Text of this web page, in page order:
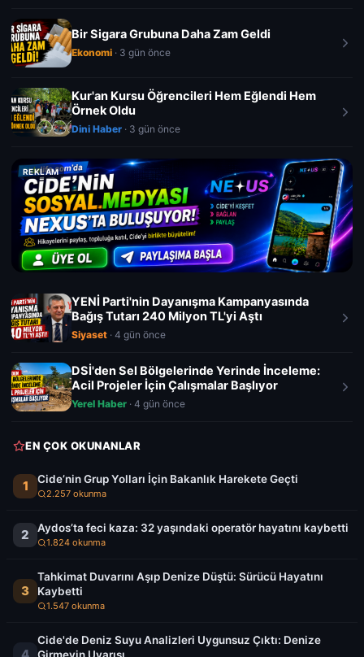
Bir Sigara Grubuna Daha Zam Geldi
Ekonomi · 3 gün önce
Kur'an Kursu Öğrencileri Hem Eğlendi Hem
Örnek Oldu
Dini Haber · 3 gün önce
REKLAM
YENİ Parti'nin Dayanışma Kampanyasında
Bağış Tutarı 240 Milyon TL'yi Aştı
Siyaset · 4 gün önce
DSİ'den Sel Bölgelerinde Yerinde İnceleme:
Acil Projeler İçin Çalışmalar Başlıyor
Yerel Haber · 4 gün önce
EN ÇOK OKUNANLAR
1 Cide’nin Grup Yolları İçin Bakanlık Harekete Geçti
2.257 okunma
2 Aydos’ta feci kaza: 32 yaşındaki operatör hayatını kaybetti
1.824 okunma
3
Tahkimat Duvarını Aşıp Denize Düştü: Sürücü Hayatını
Kaybetti
1.547 okunma
Cide'de Deniz Suyu Analizleri Uygunsuz Çıktı: Denize